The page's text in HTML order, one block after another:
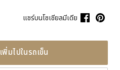
แชร์บนโซเชียลมีเดีย
เพิ่มไปในรถเข็น